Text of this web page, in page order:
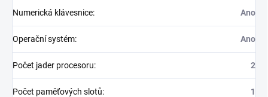
Numerická klávesnice: Ano
Operační systém: Ano
Počet jader procesoru: 2
Počet paměťových slotů: 1